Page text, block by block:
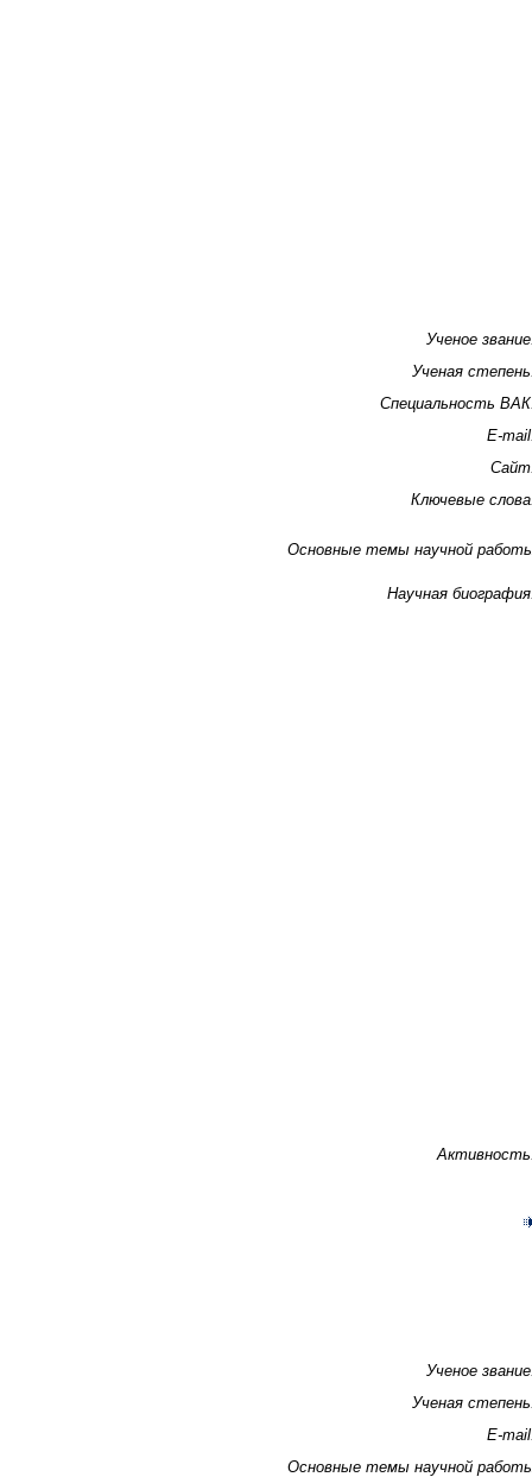
Ученое
Ученая
Специальность
E-
Ключевые
Основные темы научной
Научная
Ученое
Ученая
E-
Основные темы научной